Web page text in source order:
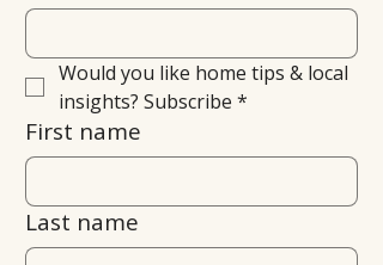
Would you like home tips & local
insights? Subscribe *
First name
Last name